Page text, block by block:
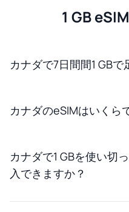
1 GB
カナダで7日間間1 GBで
カナダのeSIMはいくら
カナダで1 GBを使い切
入できますか？